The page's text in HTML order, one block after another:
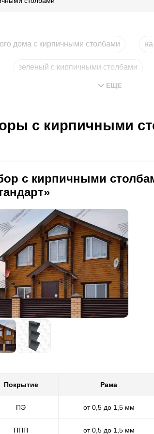
дома с кирпичными столбами
зеленый с кирпичными столбами
ЕЩЕ
с кирпичными
с кирпичными
Покрытие Рама
ПЭ от 0,5 до 1,5 мм
ППП от 0,5 до 1,5 мм